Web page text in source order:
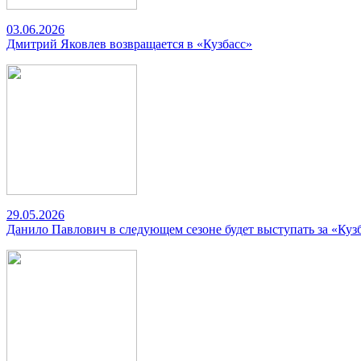
03.06.2026
Дмитрий Яковлев возвращается в «Кузбасс»
29.05.2026
Данило Павлович в следующем сезоне будет выступать за